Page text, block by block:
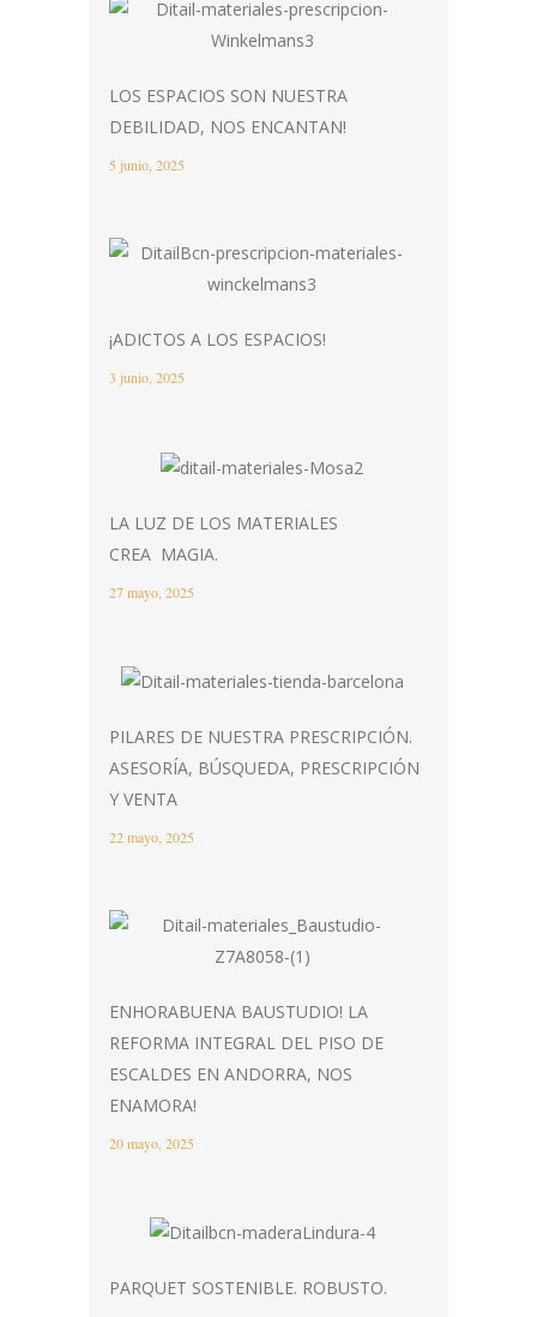
LOS ESPACIOS SON NUESTRA
DEBILIDAD, NOS ENCANTAN!
5 junio, 2025
¡ADICTOS A LOS ESPACIOS!
3 junio, 2025
LA LUZ DE LOS MATERIALES
CREA MAGIA.
27 mayo, 2025
PILARES DE NUESTRA PRESCRIPCIÓN.
ASESORÍA, BÚSQUEDA, PRESCRIPCIÓN
Y VENTA
22 mayo, 2025
ENHORABUENA BAUSTUDIO! LA
REFORMA INTEGRAL DEL PISO DE
ESCALDES EN ANDORRA, NOS
ENAMORA!
20 mayo, 2025
PARQUET SOSTENIBLE. ROBUSTO.